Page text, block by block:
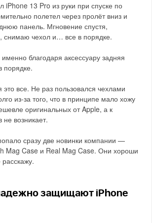
iPhone 13 Pro из руки при спуске по
полетел через пролёт вниз и
панель. Мгновение спустя,
чехол и… все в порядке.
благодаря аксессуару задняя
порядке.
все. Не раз пользовался чехлами
из-за того, что в принципе мало хожу
оригинальных от Apple, а к
не возникает.
сразу две новинки компании —
Mag Case и Real Mag Case. Они хороши
защищают iPhone